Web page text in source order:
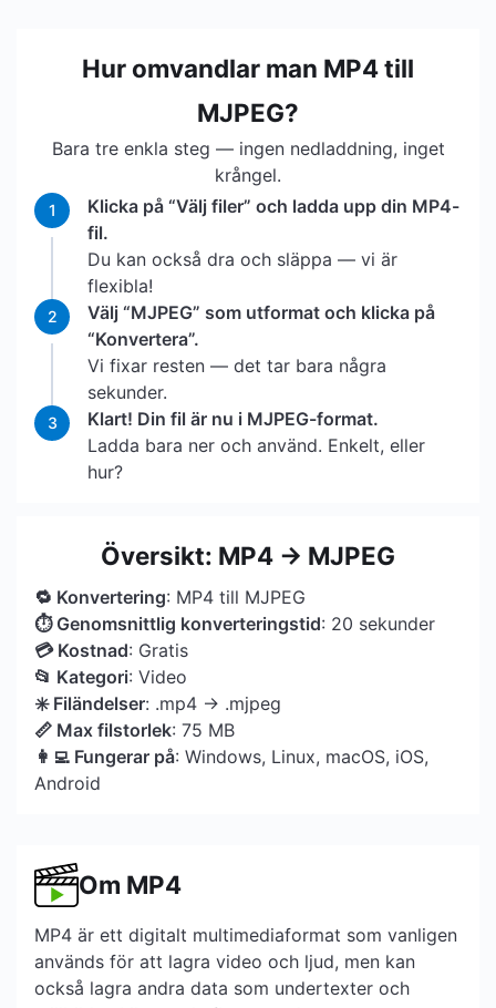
Hur omvandlar man MP4 till
MJPEG?
Bara tre enkla steg — ingen nedladdning, inget
krångel.
1
Klicka på “Välj filer” och ladda upp din MP4-
fil.
Du kan också dra och släppa — vi är
flexibla!
2
Välj “MJPEG” som utformat och klicka på
“Konvertera”.
Vi fixar resten — det tar bara några
sekunder.
3
Klart! Din fil är nu i MJPEG-format.
Ladda bara ner och använd. Enkelt, eller
hur?
Översikt: MP4 → MJPEG
🔁 Konvertering: MP4 till MJPEG
⏱ Genomsnittlig konverteringstid: 20 sekunder
💳 Kostnad: Gratis
📂 Kategori: Video
✳️ Filändelser: .mp4 → .mjpeg
📏 Max filstorlek: 75 MB
👩‍💻 Fungerar på: Windows, Linux, macOS, iOS,
Android
Om MP4
MP4 är ett digitalt multimediaformat som vanligen
används för att lagra video och ljud, men kan
också lagra andra data som undertexter och